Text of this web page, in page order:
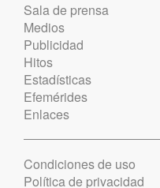
Sala de prensa
Medios
Publicidad
Hitos
Estadísticas
Efemérides
Enlaces
Condiciones de uso
Política de privacidad